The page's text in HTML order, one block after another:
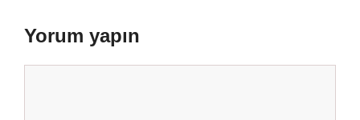
Yorum yapın